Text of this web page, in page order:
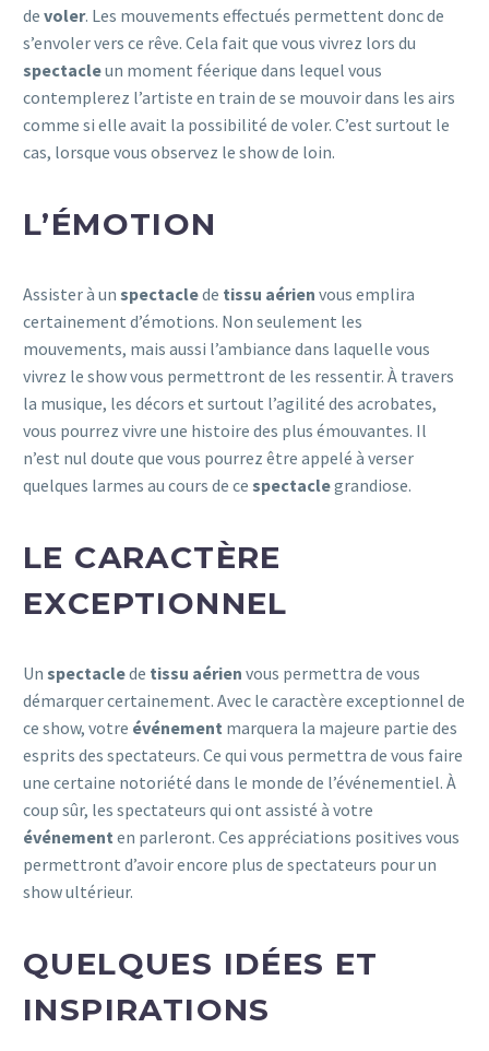
de voler. Les mouvements effectués permettent donc de
s’envoler vers ce rêve. Cela fait que vous vivrez lors du
spectacleun moment féerique dans lequel vous
contemplerez l’artiste en train de se mouvoir dans les airs
comme si elle avait la possibilité de voler. C’est surtout le
cas, lorsque vous observez le show de loin.
L’ÉMOTION
Assister à un spectaclede tissu aérien vous emplira
certainement d’émotions. Non seulement les
mouvements, mais aussi l’ambiance dans laquelle vous
vivrez le show vous permettront de les ressentir. À travers
la musique, les décors et surtout l’agilité des acrobates,
vous pourrez vivre une histoire des plus émouvantes. Il
n’est nul doute que vous pourrez être appelé à verser
quelques larmes au cours de ce spectaclegrandiose.
LE CARACTÈRE
EXCEPTIONNEL
Un spectaclede tissu aérien vous permettra de vous
démarquer certainement. Avec le caractère exceptionnel de
ce show, votre événement marquera la majeure partie des
esprits des spectateurs. Ce qui vous permettra de vous faire
une certaine notoriété dans le monde de l’événementiel. À
coup sûr, les spectateurs qui ont assisté à votre
événement en parleront. Ces appréciations positives vous
permettront d’avoir encore plus de spectateurs pour un
show ultérieur.
QUELQUES IDÉES ET
INSPIRATIONS